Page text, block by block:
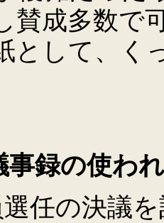
賛成多数で
として、く
録の使わ
の決議を